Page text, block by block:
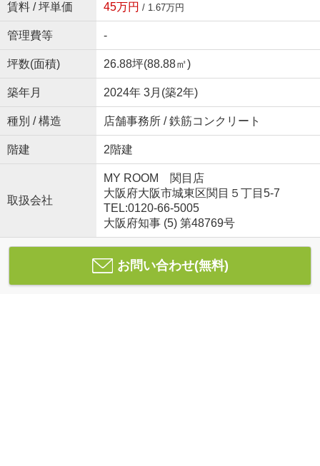
賃料 / 坪単価 45万円 / 1.67万円
管理費等 -
坪数(面積) 26.88坪(88.88㎡)
築年月 2024年 3月(築2年)
種別 / 構造 店舗事務所 / 鉄筋コンクリート
階建 2階建
取扱会社
MY ROOM 関目店
大阪府大阪市城東区関目５丁目5-7
TEL:0120-66-5005
大阪府知事 (5) 第48769号
お問い合わせ(無料)